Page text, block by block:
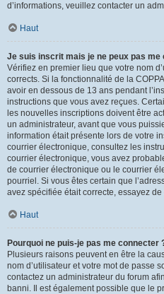
d’informations, veuillez contacter un
Haut
Je suis inscrit mais je ne peux pas me
Vérifiez en premier lieu que votre nom
corrects. Si la fonctionnalité de la
avoir en dessous de 13 ans pendant
instructions que vous avez reçues.
les nouvelles inscriptions doivent être
un administrateur, avant que vous
information était présente lors de votre
courrier électronique, consultez les
courrier électronique, vous avez
de courrier électronique ou le courrier
pourriel. Si vous êtes certain que
avez spécifiée était correcte, essayez
Haut
Pourquoi ne puis-je pas me connecter
Plusieurs raisons peuvent en être la
nom d’utilisateur et votre mot de passe
contactez un administrateur du forum
banni. Il est également possible que le